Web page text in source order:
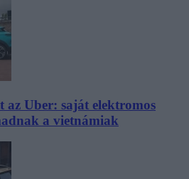
Uber: saját elektromos
a vietnámiak